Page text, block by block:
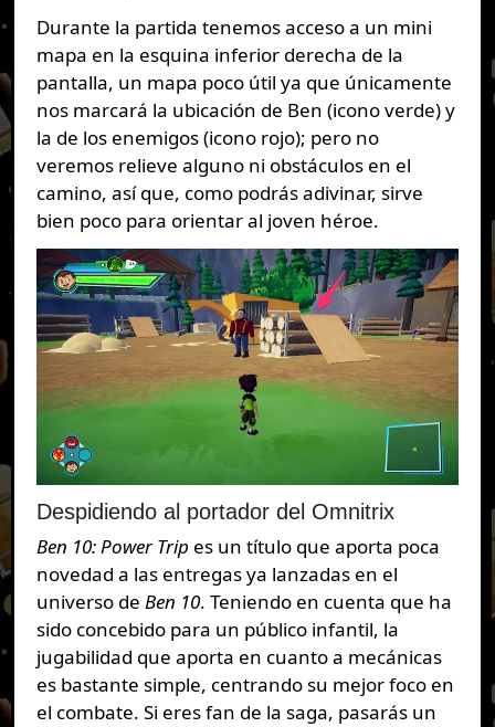
Durante la partida tenemos acceso a un mini
mapa en la esquina inferior derecha de la
pantalla, un mapa poco útil ya que únicamente
nos marcará la ubicación de Ben (icono verde) y
la de los enemigos (icono rojo); pero no
veremos relieve alguno ni obstáculos en el
camino, así que, como podrás adivinar, sirve
bien poco para orientar al joven héroe.
Despidiendo al portador del Omnitrix
Ben 10: Power Trip es un título que aporta poca
novedad a las entregas ya lanzadas en el
universo de Ben 10. Teniendo en cuenta que ha
sido concebido para un público infantil, la
jugabilidad que aporta en cuanto a mecánicas
es bastante simple, centrando su mejor foco en
el combate. Si eres fan de la saga, pasarás un